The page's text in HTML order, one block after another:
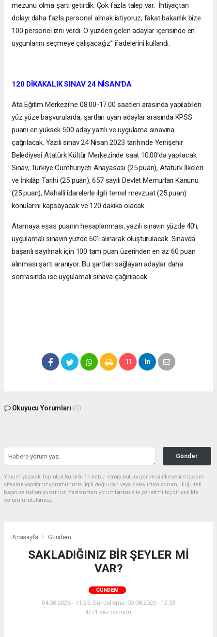
mezunu olma şartı getirdik. Çok fazla talep var. İhtiyaçtan
dolayı daha fazla personel almak istiyoruz, fakat bakanlık bize
100 personel izni verdi. O yüzden gelen adaylar içerisinde en
uygunlarını seçmeye çalışacağız” ifadelerini kullandı.
120 DİKAKALIK SINAV 24 NİSAN’DA
Ata Eğitim Merkezi’ne 08.00-17.00 saatleri arasında yapılabilen
yüz yüze başvurularda, şartları uyan adaylar arasında KPSS
puanı en yüksek 500 aday yazılı ve uygulama sınavına
çağrılacak. Yazılı sınav 24 Nisan 2023 tarihinde Yenişehir
Belediyesi Atatürk Kültür Merkezinde saat 10.00’da yapılacak.
Sınav; Türkiye Cumhuriyeti Anayasası (25 puan), Atatürk İlkeleri
ve İnkılâp Tarihi (25 puan), 657 sayılı Devlet Memurları Kanunu
(25 puan), Mahalli idarelerle ilgili temel mevzuat (25 puan)
konularını kapsayacak ve 120 dakika olacak.
Atamaya esas puanın hesaplanması; yazılı sınavın yüzde 40’ı,
uygulamalı sınavın yüzde 60’ı alınarak oluşturulacak. Sınavda
başarılı sayılmak için 100 tam puan üzerinden en az 60 puan
alınması şartı aranıyor. Bu şartları sağlayan adaylar daha
sonrasında ise uygulamalı sınava çağırılacak.
Okuyucu Yorumları (0)
Gönder
Yorum yazarak Topluluk Kuralları’nı kabul etmiş bulunuyor ve silifkesesimiz.com
sitesine yaptığınız yorumunuzla ilgili doğrudan veya dolaylı tüm sorumluluğu tek
başınıza üstleniyorsunuz. Yazılan tüm yorumlardan site yönetimi hiçbir şekilde
sorumlu tutulamaz.
Anasayfa Gündem
SAKLADIĞINIZ BİR ŞEYLER Mİ
VAR?
GÜNDEM
04.08.2026 - 11:25, Güncelleme: 09.08.2026 - 12:53
4771 kez okundu.